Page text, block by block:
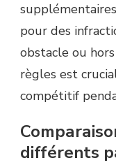
pour des
obstacle ou
règles est
compétitif
différents